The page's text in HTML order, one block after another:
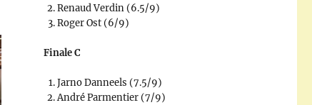
Renaud Verdin (6.5/9)
Roger Ost (6/9)
Finale C
Jarno Danneels (7.5/9)
André Parmentier (7/9)